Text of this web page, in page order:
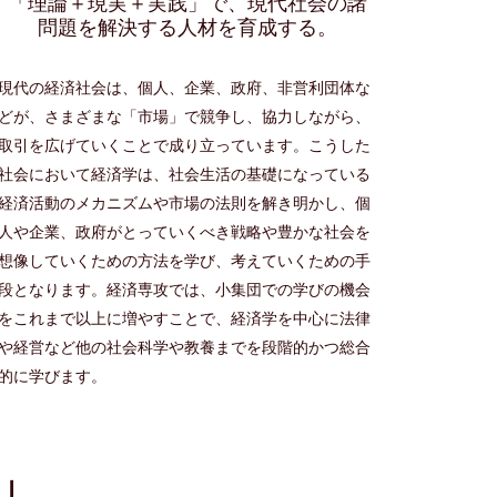
問題を解決する人材を育成する。
代の経済社会は、個人、企業、政府、非営利団体な
が、さまざまな「市場」で競争し、協力しながら、
引を広げていくことで成り立っています。こうした
会において経済学は、社会生活の基礎になっている
済活動のメカニズムや市場の法則を解き明かし、個
や企業、政府がとっていくべき戦略や豊かな社会を
像していくための方法を学び、考えていくための手
となります。経済専攻では、小集団での学びの機会
これまで以上に増やすことで、経済学を中心に法律
経営など他の社会科学や教養までを段階的かつ総合
に学びます。